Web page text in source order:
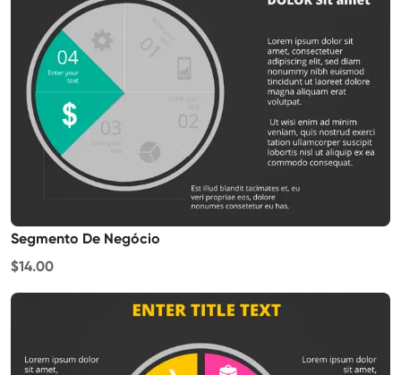
Segmento De Negócio
$14.00